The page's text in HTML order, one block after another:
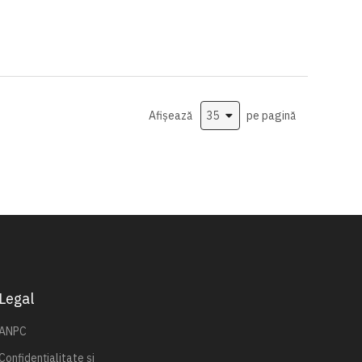
Afișează
pe pagină
Legal
Confidențialitate și